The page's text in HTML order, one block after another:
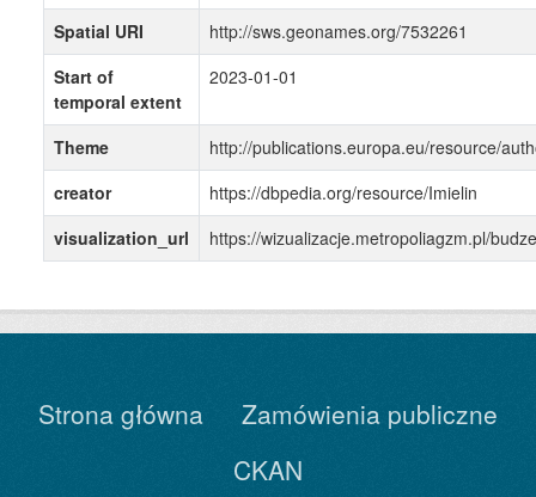
Spatial URI
http://sws.geonames.org/7532261
Start of
temporal extent
2023-01-01
Theme
http://publications.europa.eu/resource/
creator
https://dbpedia.org/resource/Imielin
visualization_url
https://wizualizacje.metropoliagzm.pl/
Strona główna
Zamówienia publiczne
CKAN